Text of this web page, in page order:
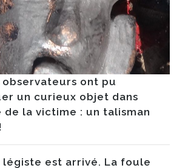
observateurs ont pu
un curieux objet dans
de la victime : un talisman
légiste est arrivé. La foule